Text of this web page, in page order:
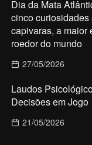
Dia da Mata
cinco curiosidades
capivaras, a maior
roedor do mundo
27/05/2026
Laudos
Decisões em Jogo
21/05/2026